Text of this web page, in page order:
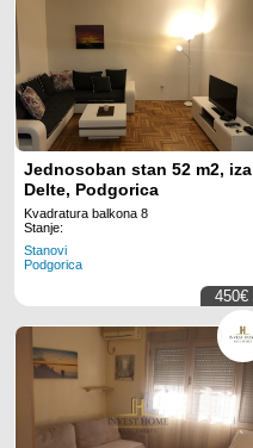
Jednosoban stan 52 m2, iza
Delte, Podgorica
Kvadratura balkona 8
Stanje:
Stanovi
Podgorica
450€